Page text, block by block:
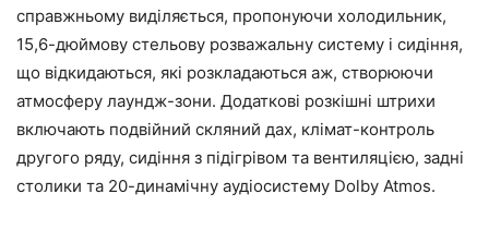
справжньому виділяється, пропонуючи холодильник,
15,6-дюймову стельову розважальну систему і сидіння,
що відкидаються, які розкладаються аж, створюючи
атмосферу лаундж-зони. Додаткові розкішні штрихи
включають подвійний скляний дах, клімат-контроль
другого ряду, сидіння з підігрівом та вентиляцією, задні
столики та 20-динамічну аудіосистему Dolby Atmos.